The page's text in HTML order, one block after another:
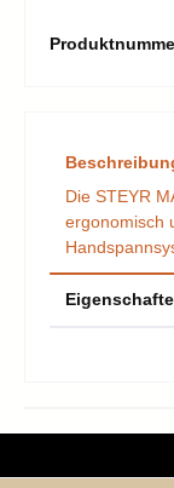
Die STEYR
ergonomisch